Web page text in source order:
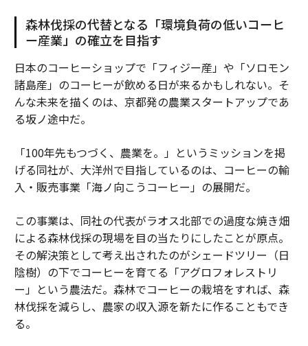
森林伐採の代替となる「環境負荷の低いコーヒ
ー産業」の確立を目指す
日本のコーヒーショップで「フィジー産」や「ソロモン
諸島産」のコーヒーが飲める日が来るかもしれない。そ
んな未来を描くのは、京都発の農業スタートアップであ
る坂ノ途中だ。
「100年先もつづく、農業を。」というミッションを掲
げる同社が、大洋州で目指しているのは、コーヒーの輸
入・販売事業「海ノ向こうコーヒー」の展開だ。
この事業は、同社の代表がラオス北部での過度な焼き畑
による森林伐採の現場を目の当たりにしたことが原点。
その解決策として考え出されたのがシェードツリー（日
陰樹）の下でコーヒーを育てる「アグロフォレストリ
ー」という農法だ。森林でコーヒーの栽培をすれば、森
林伐採を減らし、農家の収入源を新たに作ることもでき
る。